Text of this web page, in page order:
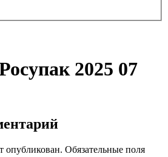
2025 07
опубликован. Обязательные поля